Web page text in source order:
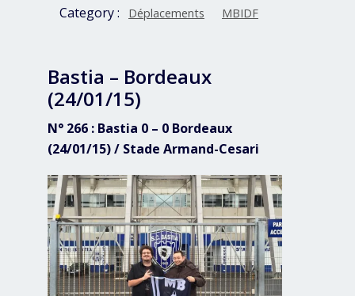
Category : Déplacements MBIDF
Bastia – Bordeaux
(24/01/15)
N° 266 : Bastia 0 – 0 Bordeaux
(24/01/15) / Stade Armand-Cesari